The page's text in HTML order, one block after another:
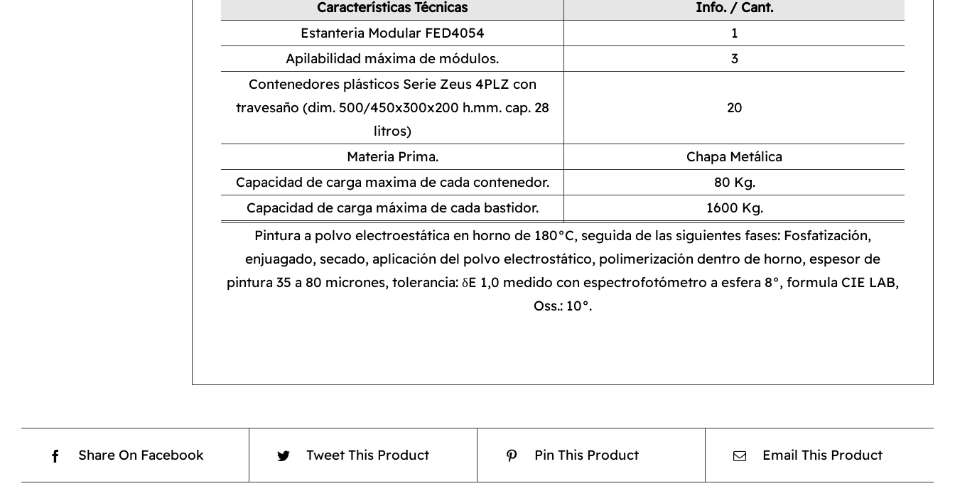
Características Técnicas
Info. / Cant.
Estanteria Modular FED4054
1
Apilabilidad máxima de módulos.
3
Contenedores plásticos Serie Zeus 4PLZ con
travesaño (dim. 500/450x300x200 h.mm. cap. 28
litros)
20
Materia Prima.
Chapa Metálica
Capacidad de carga maxima de cada contenedor.
80 Kg.
Capacidad de carga máxima de cada bastidor.
1600 Kg.
Pintura a polvo electroestática en horno de 180°C, seguida de las siguientes fases: Fosfatización,
enjuagado, secado, aplicación del polvo electrostático, polimerización dentro de horno, espesor de
pintura 35 a 80 micrones, tolerancia: δE 1,0 medido con espectrofotómetro a esfera 8°, formula CIE LAB,
Oss.: 10°.
Share On Facebook Tweet This Product Pin This Product Email This Product